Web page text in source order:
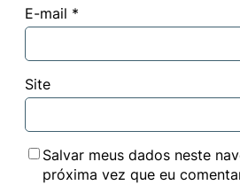
E-mail *
Site
Salvar meus dados neste
próxima vez que eu